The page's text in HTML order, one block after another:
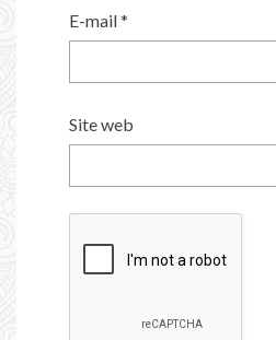
E-mail*
Site web